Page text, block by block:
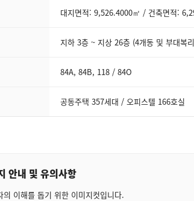
대지면적: 9,526.4000㎡ / 건축면적:
지하 3층 ~ 지상 26층 (4개동 및 부대복
84A, 84B, 118 / 84O
공동주택 357세대 / 오피스텔 166호실
안내 및 유의사항
의 이해를 돕기 위한 이미지컷입니다.